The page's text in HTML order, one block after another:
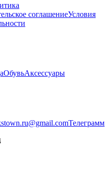
соглашениеУсловия
ОбувьАксессуары
Телеграмм